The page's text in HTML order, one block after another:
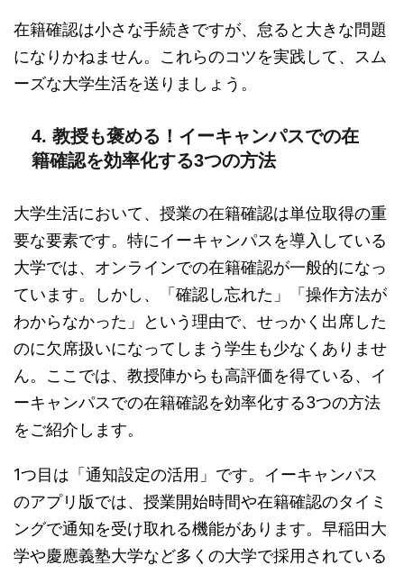
在籍確認は小さな手続きですが、怠ると大きな問題
になりかねません。これらのコツを実践して、スム
ーズな大学生活を送りましょう。
4. 教授も褒める！イーキャンパスでの在
籍確認を効率化する3つの方法
大学生活において、授業の在籍確認は単位取得の重
要な要素です。特にイーキャンパスを導入している
大学では、オンラインでの在籍確認が一般的になっ
ています。しかし、「確認し忘れた」「操作方法が
わからなかった」という理由で、せっかく出席した
のに欠席扱いになってしまう学生も少なくありませ
ん。ここでは、教授陣からも高評価を得ている、イ
ーキャンパスでの在籍確認を効率化する3つの方法
をご紹介します。
1つ目は「通知設定の活用」です。イーキャンパス
のアプリ版では、授業開始時間や在籍確認のタイミ
ングで通知を受け取れる機能があります。早稲田大
学や慶應義塾大学など多くの大学で採用されている